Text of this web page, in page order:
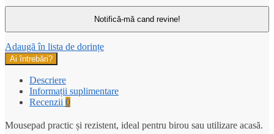
Adaugă în lista de dorințe
Ai întrebări?
Descriere
Informații suplimentare
Recenzii 0
Mousepad practic și rezistent, ideal pentru birou sau utilizare acasă.